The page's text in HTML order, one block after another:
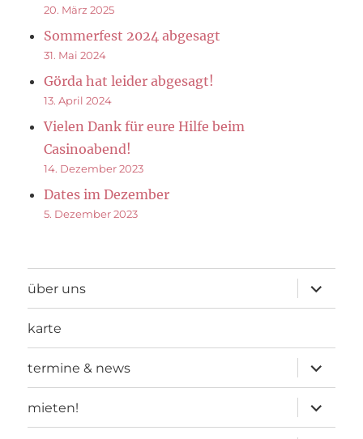
20. März 2025
Sommerfest 2024 abgesagt
31. Mai 2024
Görda hat leider abgesagt!
13. April 2024
Vielen Dank für eure Hilfe beim
Casinoabend!
14. Dezember 2023
Dates im Dezember
5. Dezember 2023
über uns
öffnen
karte
termine & news
öffnen
mieten!
öffnen